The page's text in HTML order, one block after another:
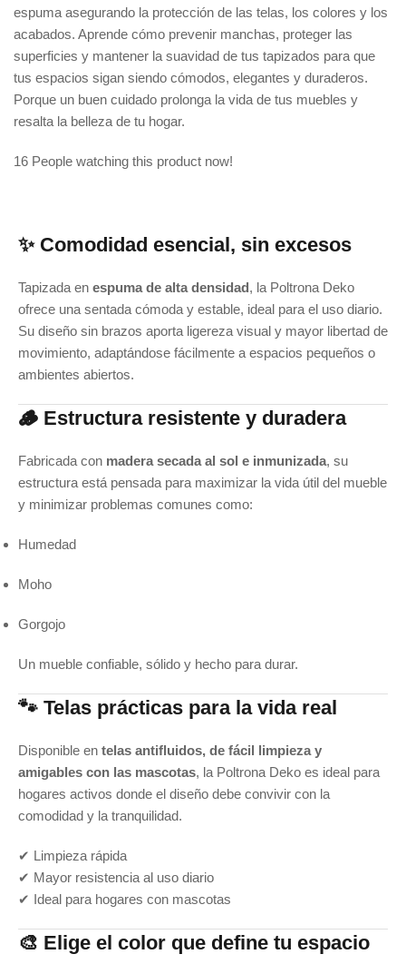
espuma asegurando la protección de las telas, los colores y los
acabados. Aprende cómo prevenir manchas, proteger las
superficies y mantener la suavidad de tus tapizados para que
tus espacios sigan siendo cómodos, elegantes y duraderos.
Porque un buen cuidado prolonga la vida de tus muebles y
resalta la belleza de tu hogar.
16 People watching this product now!
✨ Comodidad esencial, sin excesos
Tapizada en espuma de alta densidad, la Poltrona Deko
ofrece una sentada cómoda y estable, ideal para el uso diario.
Su diseño sin brazos aporta ligereza visual y mayor libertad de
movimiento, adaptándose fácilmente a espacios pequeños o
ambientes abiertos.
🪵 Estructura resistente y duradera
Fabricada con madera secada al sol e inmunizada, su
estructura está pensada para maximizar la vida útil del mueble
y minimizar problemas comunes como:
Humedad
Moho
Gorgojo
Un mueble confiable, sólido y hecho para durar.
🐾 Telas prácticas para la vida real
Disponible en telas antifluidos, de fácil limpieza y
amigables con las mascotas, la Poltrona Deko es ideal para
hogares activos donde el diseño debe convivir con la
comodidad y la tranquilidad.
✔ Limpieza rápida
✔ Mayor resistencia al uso diario
✔ Ideal para hogares con mascotas
🎨 Elige el color que define tu espacio